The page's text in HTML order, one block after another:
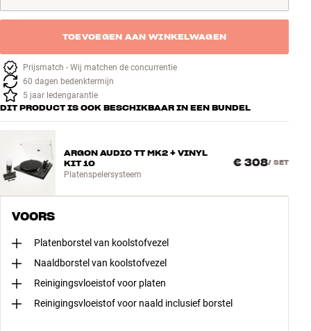
TOEVOEGEN AAN WINKELWAGEN
Prijsmatch - Wij matchen de concurrentie
60 dagen bedenktermijn
5 jaar ledengarantie
DIT PRODUCT IS OOK BESCHIKBAAR IN EEN BUNDEL
ARGON AUDIO TT MK2 + VINYL
KIT 10
Platenspelersysteem
€ 308/ SET
VOORS
Platenborstel van koolstofvezel
Naaldborstel van koolstofvezel
Reinigingsvloeistof voor platen
Reinigingsvloeistof voor naald inclusief borstel